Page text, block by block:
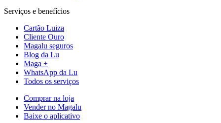
Serviços e benefícios
Cartão Luiza
Cliente Ouro
Magalu seguros
Blog da Lu
Maga +
WhatsApp da Lu
Todos os serviços
Comprar na loja
Vender no Magalu
Baixe o aplicativo